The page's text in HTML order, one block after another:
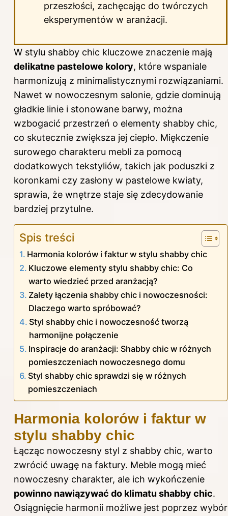
przeszłości, zachęcając do twórczych
eksperymentów w aranżacji.
W stylu shabby chic kluczowe znaczenie mają
delikatne pastelowe kolory, które wspaniale
harmonizują z minimalistycznymi rozwiązaniami.
Nawet w nowoczesnym salonie, gdzie dominują
gładkie linie i stonowane barwy, można
wzbogacić przestrzeń o elementy shabby chic,
co skutecznie zwiększa jej ciepło. Miękczenie
surowego charakteru mebli za pomocą
dodatkowych tekstyliów, takich jak poduszki z
koronkami czy zasłony w pastelowe kwiaty,
sprawia, że wnętrze staje się zdecydowanie
bardziej przytulne.
Spis treści
Harmonia kolorów i faktur w stylu shabby chic
Kluczowe elementy stylu shabby chic: Co
warto wiedzieć przed aranżacją?
Zalety łączenia shabby chic i nowoczesności:
Dlaczego warto spróbować?
Styl shabby chic i nowoczesność tworzą
harmonijne połączenie
Inspiracje do aranżacji: Shabby chic w różnych
pomieszczeniach nowoczesnego domu
Styl shabby chic sprawdzi się w różnych
pomieszczeniach
Harmonia kolorów i faktur w
stylu shabby chic
Łącząc nowoczesny styl z shabby chic, warto
zwrócić uwagę na faktury. Meble mogą mieć
nowoczesny charakter, ale ich wykończenie
powinno nawiązywać do klimatu shabby chic.
Osiągnięcie harmonii możliwe jest poprzez wybór